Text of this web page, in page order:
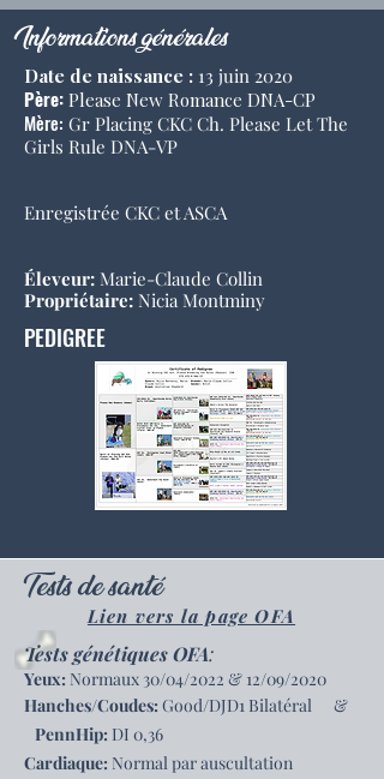
Informations générales
Date de naissance : 13 juin 2020
Père: Please New Romance DNA-CP
Mère: Gr Placing CKC Ch. Please Let The
Girls Rule DNA-VP
Enregistrée CKC et ASCA
Éleveur: Marie-Claude Collin
Propriétaire: Nicia Montminy
PEDIGREE
Tests de santé
Lien vers la page OFA
Tests génétiques OFA:
Yeux: Normaux 30/04/2022 & 12/09/2020
Hanches/Coudes: Good/DJD1 Bilatéral &
PennHip: DI 0,36
Cardiaque: Normal par auscultation